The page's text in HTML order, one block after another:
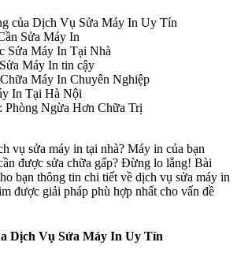
của Dịch Vụ Sửa Máy In Uy Tín
Sửa Máy In
Sửa Máy In Tại Nhà
Máy In tin cậy
Máy In Chuyên Nghiệp
In Tại Hà Nội
Phòng Ngừa Hơn Chữa Trị
vụ sửa máy in tại nhà? Máy in của bạn
được sửa chữa gấp? Đừng lo lắng! Bài
bạn thông tin chi tiết về dịch vụ sửa máy in
được giải pháp phù hợp nhất cho vấn đề
Dịch Vụ Sửa Máy In Uy Tín